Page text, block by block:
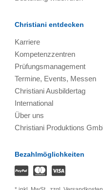
Christiani entdecken
Karriere
Kompetenzzentren
Prüfungsmanagement
Termine, Events, Messen
Christiani Ausbildertag
International
Über uns
Christiani Produktions
Bezahlmöglichkeiten